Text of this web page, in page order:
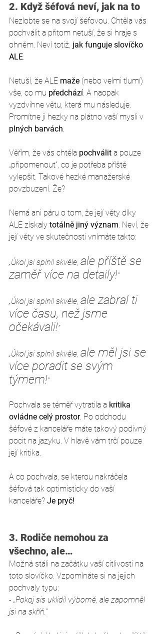
2. Když šéfová neví, jak na to
Nezlobte se na svojí šéfovou. Chtěla vás
pochválit a přitom netuší, že si hraje s
ohněm. Neví totiž, jak funguje slovíčko
ALE.
Netuší, že ALE maže (nebo velmi tlumí)
vše, co mu předchází. A naopak
vyzdvihne větu, která mu následuje.
Promítne ji hezky na plátno vaší mysli v
plných barvách.
Věřím, že vás chtěla pochválit a pouze
„připomenout”, co je potřeba příště
vylepšit. Takové hezké manažerské
povzbuzení. Že?
Nemá ani páru o tom, že její věty díky
ALE získaly totálně jiný význam. Neví, že
její věty ve skutečnosti vnímáte takto:
„Úkol jsi splnil skvěle, ale příště se
zaměř více na detaily!”
„Úkol jsi splnil skvěle, ale zabral ti
více času, než jsme
očekávali!”
„Úkol jsi splnil skvěle, ale měl jsi se
více poradit se svým
týmem!”
Pochvala se téměř vytratila a kritika
ovládne celý prostor. Po odchodu
šéfové z kanceláře máte takový podivný
pocit na jazyku. V hlavě vám trčí pouze
její kritika.
A co pochvala, se kterou nakráčela
šéfová tak optimisticky do vaší
kanceláře? Je pryč!
3. Rodiče nemohou za
všechno, ale…
Možná stáli na začátku vaší citlivosti na
toto slovíčko. Vzpomínáte si na jejich
pochvaly typu:
- „Pokoj sis uklidil výborně, ale zapomněl
jsi na skříň.“